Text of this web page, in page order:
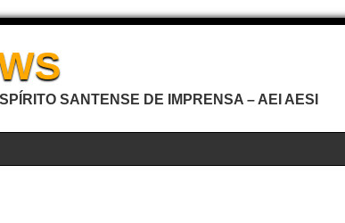
SANTENSE DE IMPRENSA – AEI AESI